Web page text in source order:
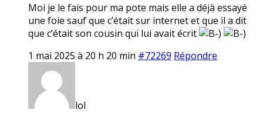
Moi je le fais pour ma pote mais elle a déjà essayé
une foie sauf que c’était sur internet et que il a dit
que c’était son cousin qui lui avait écrit
1 mai 2025 à 20 h 20 min #72269 Répondre
lol